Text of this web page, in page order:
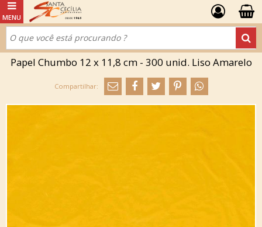
Papel Chumbo 12 x 11,8 cm - 300 unid. Liso Amarelo